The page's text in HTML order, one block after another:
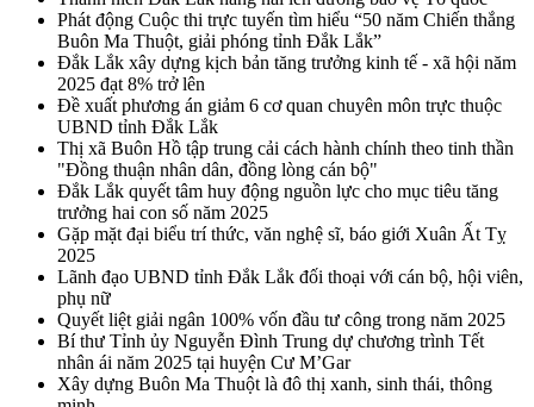
Phát động Cuộc thi trực tuyến tìm hiểu “50 năm Chiến thắng
Buôn Ma Thuột, giải phóng tỉnh Đắk Lắk”
Đắk Lắk xây dựng kịch bản tăng trưởng kinh tế - xã hội năm
2025 đạt 8% trở lên
Đề xuất phương án giảm 6 cơ quan chuyên môn trực thuộc
UBND tỉnh Đắk Lắk
Thị xã Buôn Hồ tập trung cải cách hành chính theo tinh thần
"Đồng thuận nhân dân, đồng lòng cán bộ"
Đắk Lắk quyết tâm huy động nguồn lực cho mục tiêu tăng
trưởng hai con số năm 2025
Gặp mặt đại biểu trí thức, văn nghệ sĩ, báo giới Xuân Ất Tỵ
2025
Lãnh đạo UBND tỉnh Đắk Lắk đối thoại với cán bộ, hội viên,
phụ nữ
Quyết liệt giải ngân 100% vốn đầu tư công trong năm 2025
Bí thư Tỉnh ủy Nguyễn Đình Trung dự chương trình Tết
nhân ái năm 2025 tại huyện Cư M’Gar
Xây dựng Buôn Ma Thuột là đô thị xanh, sinh thái, thông